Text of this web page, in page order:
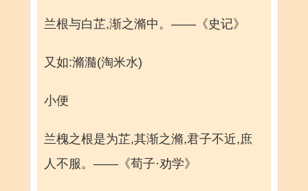
兰根与白芷,渐之滫中。——《史记》
又如:滫瀡(淘米水)
小便
兰槐之根是为芷,其渐之滫,君子不近,庶
人不服。——《荀子·劝学》